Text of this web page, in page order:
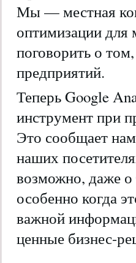
Мы — местная
оптимизации для
поговорить о
предприятий.
Теперь Google
инструмент при
Это сообщает
наших
возможно, даже
особенно когда
важной
ценные бизнес-